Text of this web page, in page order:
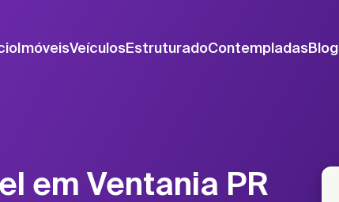
ImóveisVeículosEstruturadoContempladasBlog
em Ventania PR